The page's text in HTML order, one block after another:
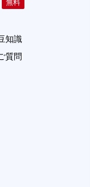
知識
質問